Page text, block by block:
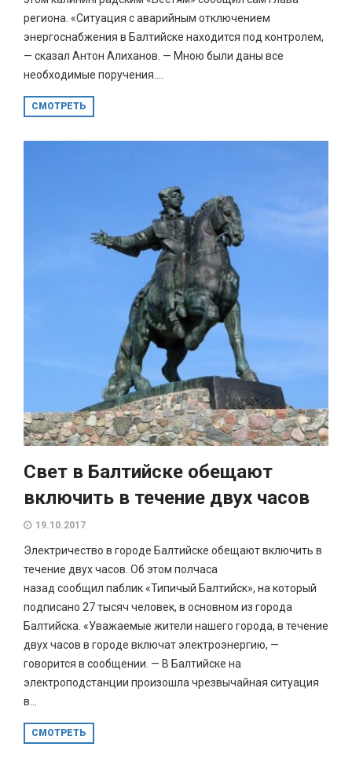
региона. «Ситуация с аварийным отключением
энергоснабжения в Балтийске находится под контролем,
— сказал Антон Алиханов. — Мною были даны все
необходимые поручения....
СМОТРЕТЬ
Свет в Балтийске обещают
включить в течение двух часов
19.10.2017
Электричество в городе Балтийске обещают включить в
течение двух часов. Об этом полчаса
назад сообщил паблик «Типичый Балтийск», на который
подписано 27 тысяч человек, в основном из города
Балтийска. «Уважаемые жители нашего города, в течение
двух часов в городе включат электроэнергию, —
говорится в сообщении. — В Балтийске на
электроподстанции произошла чрезвычайная ситуация
в...
СМОТРЕТЬ